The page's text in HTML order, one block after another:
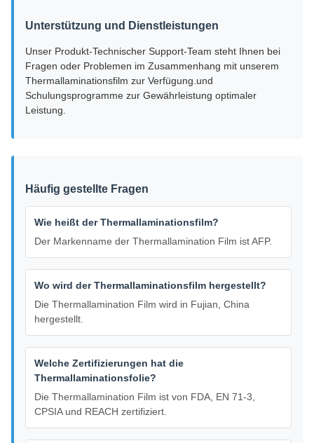
Unterstützung und Dienstleistungen
Unser Produkt-Technischer Support-Team steht Ihnen bei
Fragen oder Problemen im Zusammenhang mit unserem
Thermallaminationsfilm zur Verfügung.und
Schulungsprogramme zur Gewährleistung optimaler
Leistung.
Häufig gestellte Fragen
Wie heißt der Thermallaminationsfilm?
Der Markenname der Thermallamination Film ist AFP.
Wo wird der Thermallaminationsfilm hergestellt?
Die Thermallamination Film wird in Fujian, China
hergestellt.
Welche Zertifizierungen hat die
Thermallaminationsfolie?
Die Thermallamination Film ist von FDA, EN 71-3,
CPSIA und REACH zertifiziert.